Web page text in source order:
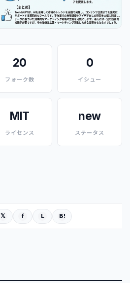
20
フォーク数
0
イシュー
MIT
ライセンス
new
ステータス
𝕏 f L B!